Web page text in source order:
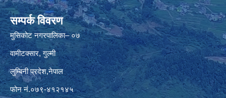
सम्पर्क विवरण
मुसिकोट नगरपालिका– ०७
वामीटक्सार, गुल्मी
लुम्बिनी प्रदेश,नेपाल
फोन नं.०७९-४१२१४५